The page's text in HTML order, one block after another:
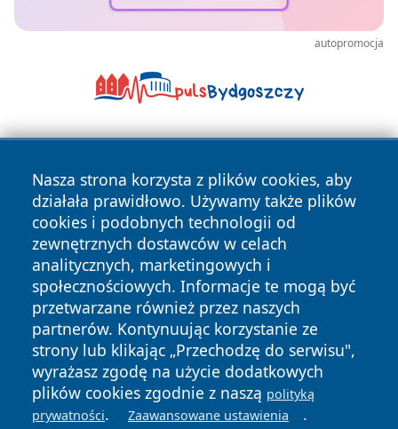
autopromocja
Nasza strona korzysta z plików cookies, aby
działała prawidłowo. Używamy także plików
cookies i podobnych technologii od
zewnętrznych dostawców w celach
analitycznych, marketingowych i
społecznościowych. Informacje te mogą być
przetwarzane również przez naszych
partnerów. Kontynuując korzystanie ze
strony lub klikając „Przechodzę do serwisu",
wyrażasz zgodę na użycie dodatkowych
plików cookies zgodnie z naszą polityką
prywatności. Zaawansowane ustawienia .
Copyright © 2026 raciborski24.pl Wszystkie prawa
zastrzeżone.
News Autorzy
Polityka
Prywatności
Polityka
Cookies